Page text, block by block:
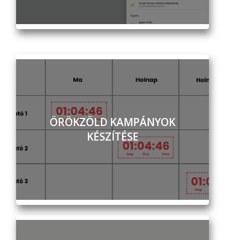
ÖRÖKZÖLD KAMPÁNYOK
KÉSZÍTÉSE